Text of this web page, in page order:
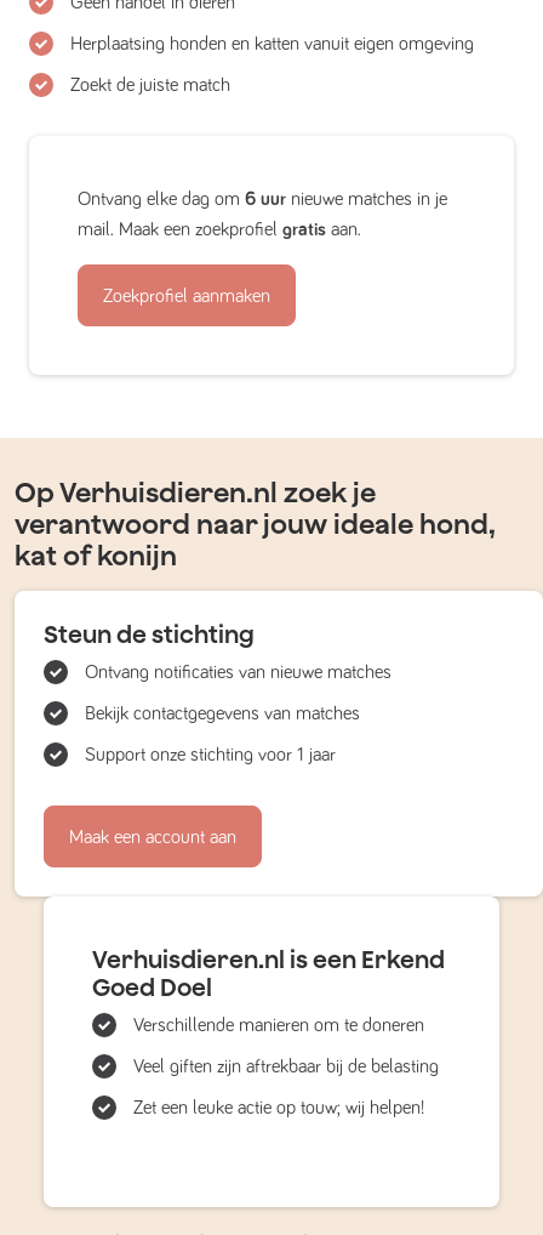
Herplaatsing honden en katten vanuit eigen omgeving
Zoekt de juiste match
Ontvang elke dag om 6 uur nieuwe matches in je
mail. Maak een zoekprofiel gratis aan.
Zoekprofiel aanmaken
Op Verhuisdieren.nl zoek je
verantwoord naar jouw ideale hond,
kat of konijn
Steun de stichting
Ontvang notificaties van nieuwe matches
Bekijk contactgegevens van matches
Support onze stichting voor 1 jaar
Maak een account aan
Verhuisdieren.nl is een Erkend
Goed Doel
Verschillende manieren om te doneren
Veel giften zijn aftrekbaar bij de belasting
Zet een leuke actie op touw; wij helpen!